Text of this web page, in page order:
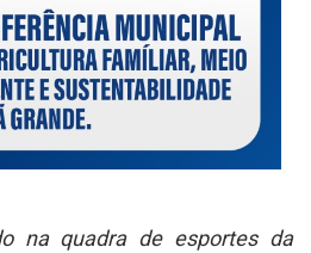
na quadra de esportes da